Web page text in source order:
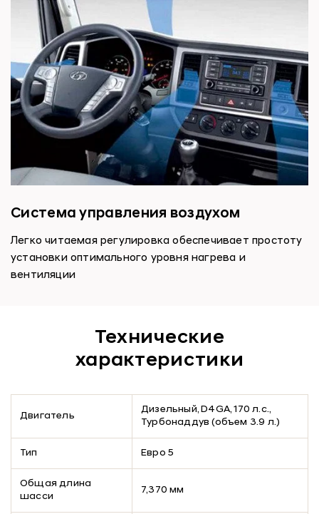
Система управления воздухом
Легко читаемая регулировка обеспечивает простоту
установки оптимального уровня нагрева и
вентиляции
Технические
характеристики
Двигатель
Дизельный, D4GA, 170 л.с.,
Турбонаддув (объем 3.9 л.)
Тип Евро 5
Общая длина
шасси
7,370 мм